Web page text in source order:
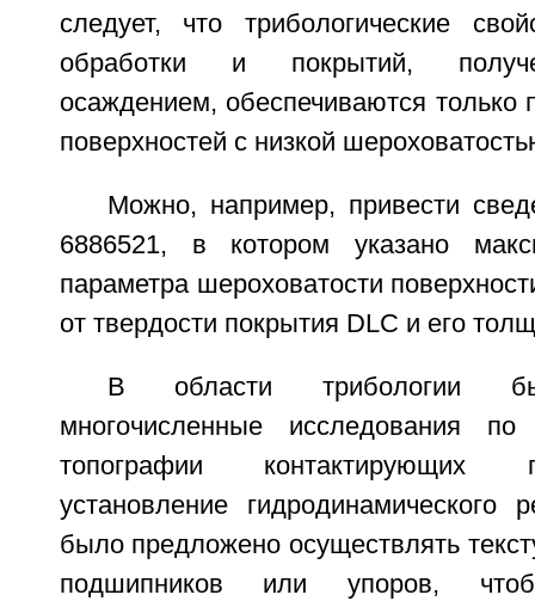
следует, что трибологические
обработки и покрытий,
осаждением, обеспечиваются только
поверхностей с низкой
Можно, например, привести
6886521, в котором указано
параметра шероховатости
от твердости покрытия DLC и его
В области трибологии
многочисленные исследования
топографии контактирующих
установление гидродинамического
было предложено осуществлять
подшипников или упоров,